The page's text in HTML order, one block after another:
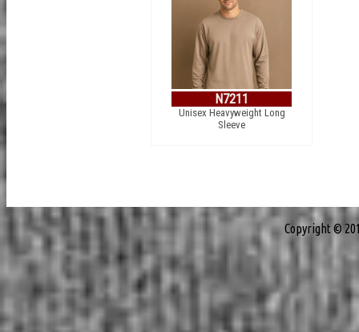
N7211
Unisex Heavyweight Long
Sleeve
Copyright ©